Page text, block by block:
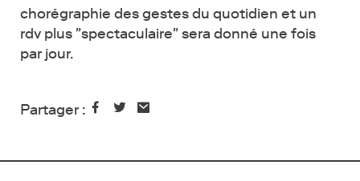
chorégraphie des gestes du quotidien et un
rdv plus "spectaculaire" sera donné une fois
par jour.
Partager :